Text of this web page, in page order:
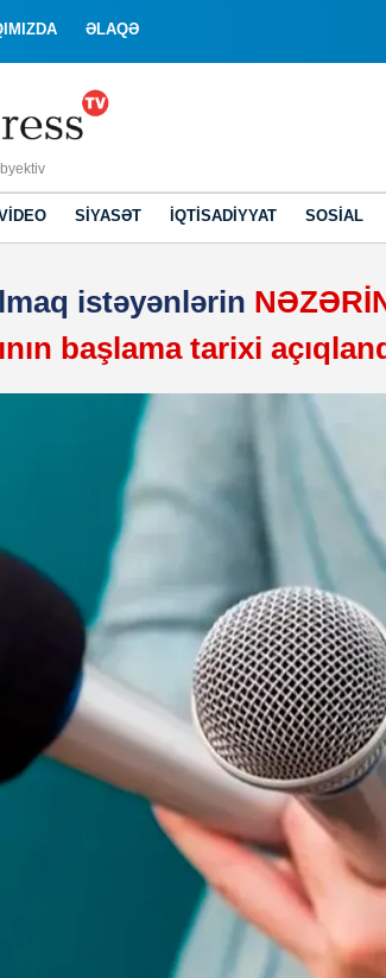
ƏLAQƏ
SIYASƏT İQTISADIYYAT SOSIAL
istəyənlərin
başlama tarixi